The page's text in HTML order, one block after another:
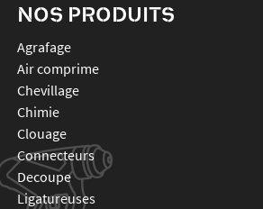
NOS PRODUITS
agrafage
air comprime
chevillage
chimie
clouage
connecteurs
decoupe
ligatureuses